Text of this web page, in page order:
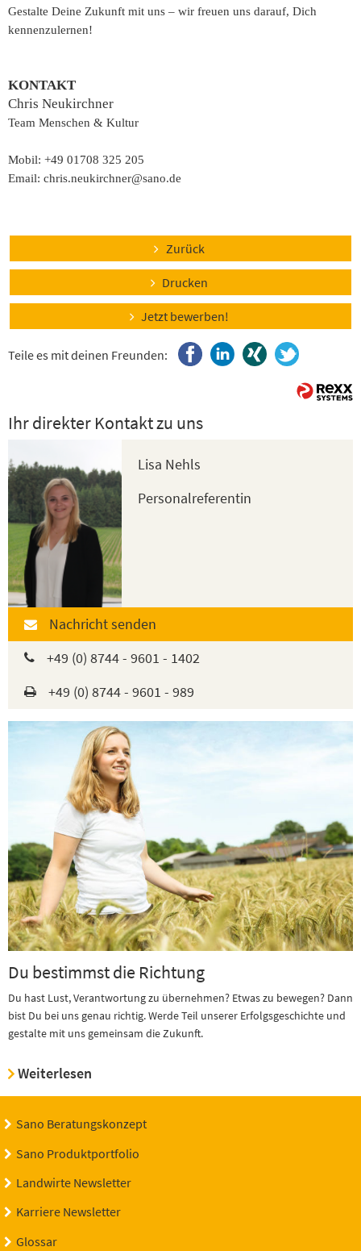
Gestalte Deine Zukunft mit uns – wir freuen uns darauf, Dich
kennenzulernen!
KONTAKT
Chris Neukirchner
Team Menschen & Kultur
Mobil: +49 01708 325 205
Email: chris.neukirchner@sano.de
Zurück
Drucken
Jetzt bewerben!
Teile es mit deinen Freunden:
Ihr direkter Kontakt zu uns
Lisa Nehls
Personalreferentin
Nachricht senden
+49 (0) 8744 - 9601 - 1402
+49 (0) 8744 - 9601 - 989
Du bestimmst die Richtung
Du hast Lust, Verantwortung zu übernehmen? Etwas zu bewegen? Dann
bist Du bei uns genau richtig. Werde Teil unserer Erfolgsgeschichte und
gestalte mit uns gemeinsam die Zukunft.
Weiterlesen
Sano Beratungskonzept
Sano Produktportfolio
Landwirte Newsletter
Karriere Newsletter
Glossar